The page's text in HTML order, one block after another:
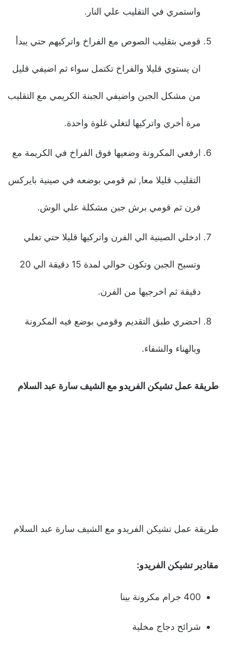
واستمري في التقليب علي النار.
قومي بتقليب الصوص مع الفراخ واتركيهم حتي يبدأ
ان يستوي قليلا والفراخ تكتمل سواء ثم اضيفي قليل
من مشكل الجبن واضيفي الجبنة الكريمي مع التقليب
مرة أخري واتركيها لتغلي غلوة واحدة.
ارفعي المكرونة وضعيها فوق الفراخ في الكريمة مع
التقليب قليلا معا, ثم قومي بوضعه في صينية بايركس
فرن ثم قومي برش جبن مشكلة علي الوش.
ادخلي الصينية الي الفرن واتركيها قليلا حتي تغلي
وتسيح الجبن وتكون حوالي لمدة 15 دقيقة الي 20
دقيقة ثم اخرجيها من الفرن.
احضري طبق التقديم وقومي بوضع فيه المكرونة
وبالهناء والشفاء.
طريقة عمل تشيكن الفريدو مع الشيف سارة عبد السلام
طريقة عمل تشيكن الفريدو مع الشيف سارة عبد السلام
مقادير تشيكن الفريدو:
400 جرام مكرونة بينا
شرائح دجاج مخلية